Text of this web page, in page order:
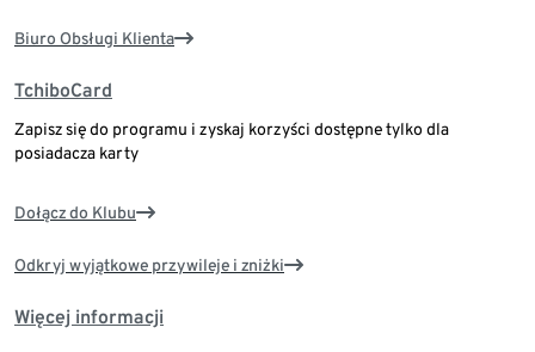
Biuro Obsługi Klienta
TchiboCard
Zapisz się do programu i zyskaj korzyści dostępne tylko dla
posiadacza karty
Dołącz do Klubu
Odkryj wyjątkowe przywileje i zniżki
Więcej informacji